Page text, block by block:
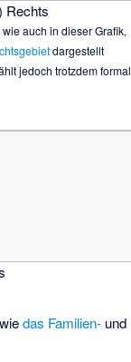
Rechts
auch in dieser Grafik,
dargestellt
jedoch trotzdem formal
das Familien- und